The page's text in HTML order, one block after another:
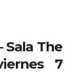
Sala The
7